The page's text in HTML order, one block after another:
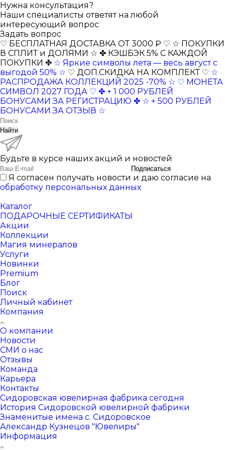
Нужна консультация?
Наши специалисты ответят на любой
интересующий вопрос
Задать вопрос
♡ БЕСПЛАТНАЯ ДОСТАВКА ОТ 3000 ₽ ♡ ☆ ПОКУПКИ
В СПЛИТ и ДОЛЯМИ ☆ ✤ КЭШБЭК 5% С КАЖДОЙ
ПОКУПКИ ✤ ☆ Яркие символы лета — весь август с
выгодой 50% ☆ ♡ ДОП.СКИДКА НА КОМПЛЕКТ ♡ ☆
РАСПРОДАЖА КОЛЛЕКЦИЙ 2025 -70% ☆ ♡ МОНЕТА
СИМВОЛ 2027 ГОДА ♡ ✤ + 1 000 РУБЛЕЙ
БОНУСАМИ ЗА РЕГИСТРАЦИЮ ✤ ☆ + 500 РУБЛЕЙ
БОНУСАМИ ЗА ОТЗЫВ ☆
Найти
Будьте в курсе наших акций и новостей
Подписаться
Я согласен получать новости и даю согласие на
обработку персональных данных
Каталог
ПОДАРОЧНЫЕ СЕРТИФИКАТЫ
Акции
Коллекции
Магия минералов
Услуги
Новинки
Premium
Блог
Поиск
Личный кабинет
Компания
О компании
Новости
СМИ о нас
Отзывы
Команда
Карьера
Контакты
Сидоровская ювелирная фабрика сегодня
История Сидоровской ювелирной фабрики
Знаменитые имена с. Сидоровское
Александр Кузнецов "Ювелиры"
Информация